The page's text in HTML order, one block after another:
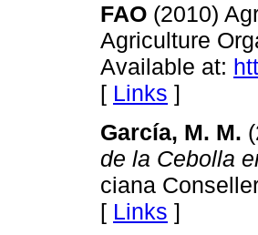
FAO (2010)
Agriculture
Available at:
[ Links ]
García, M. M.
de la Cebolla
ciana
[ Links ]